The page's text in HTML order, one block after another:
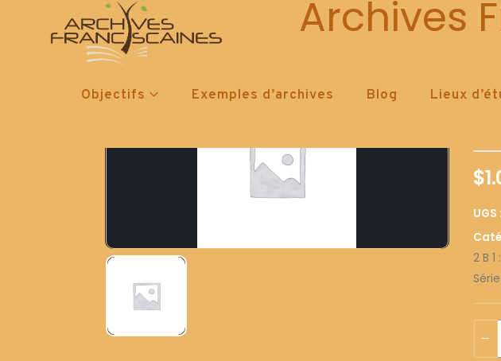
Archives
Objectifs Exemples d’archives Blog Lieux
$
UGS :
2 B